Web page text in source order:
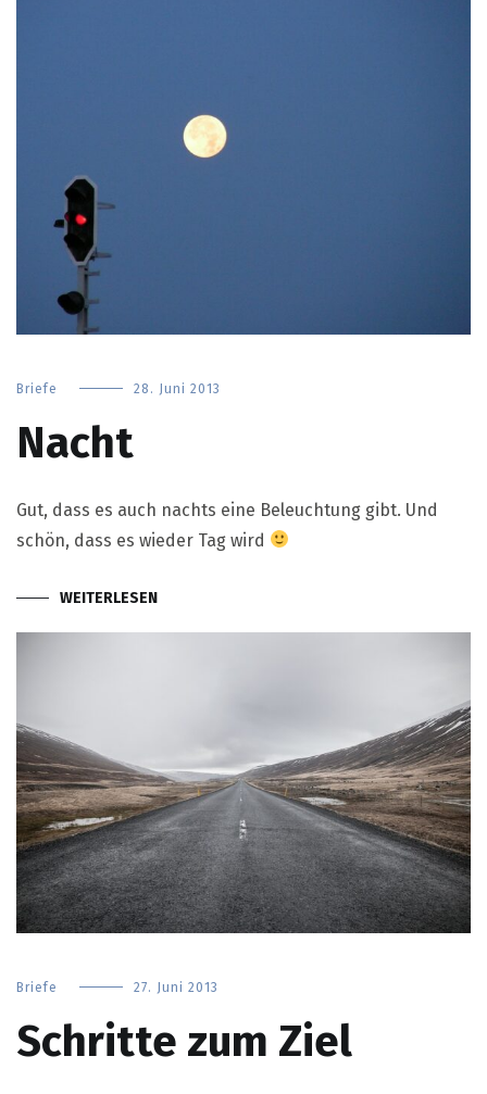
Briefe 28. Juni 2013
Nacht
Gut, dass es auch nachts eine Beleuchtung gibt. Und
schön, dass es wieder Tag wird
WEITERLESEN
Briefe 27. Juni 2013
Schritte zum Ziel